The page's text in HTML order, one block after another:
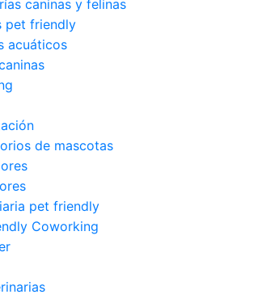
caninas y felinas
pet friendly
acuáticos
de mascotas
pet friendly
Coworking